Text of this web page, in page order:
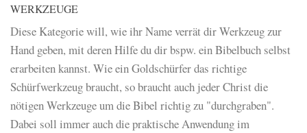
WERKZEUGE
Diese Kategorie will, wie ihr Name verrät dir Werkzeug zur
Hand geben, mit deren Hilfe du dir bspw. ein Bibelbuch selbst
erarbeiten kannst. Wie ein Goldschürfer das richtige
Schürfwerkzeug braucht, so braucht auch jeder Christ die
nötigen Werkzeuge um die Bibel richtig zu "durchgraben".
Dabei soll immer auch die praktische Anwendung im